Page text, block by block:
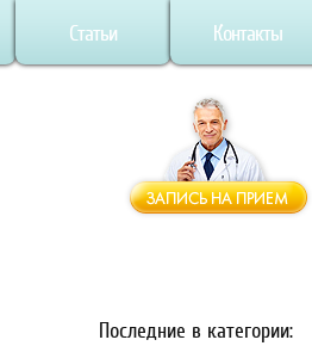
Статьи Контакты
Последние в категории: